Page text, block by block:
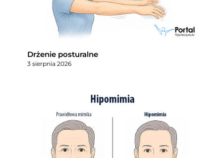
Drżenie posturalne
3 sierpnia 2026